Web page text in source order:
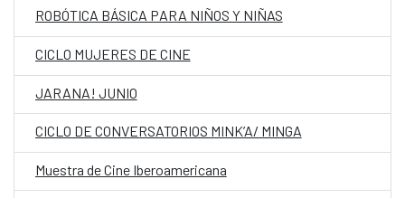
ROBÓTICA BÁSICA PARA NIÑOS Y NIÑAS
CICLO MUJERES DE CINE
JARANA! JUNIO
CICLO DE CONVERSATORIOS MINK’A/ MINGA
Muestra de Cine Iberoamericana